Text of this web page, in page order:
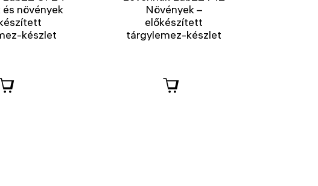
és növények
készlet
Növények –
előkészített
tárgylemez-készlet